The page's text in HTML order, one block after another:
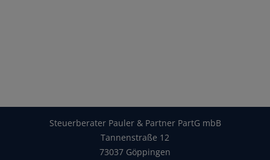
Steuerberater Pauler & Partner PartG mbB
Tannenstraße 12
73037 Göppingen